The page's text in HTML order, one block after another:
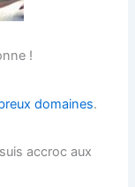
!
domaines.
accroc aux